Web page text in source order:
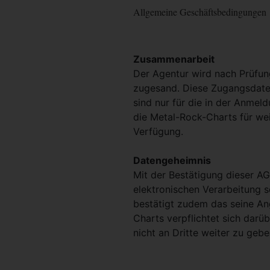
Allgemeine Geschäftsbedingungen
Zusammenarbeit
Der Agentur wird nach
zugesand. Diese
sind nur für die in der
die Metal-Rock-Charts für
Verfügung.
Datengeheimnis
Mit der Bestätigung dieser
elektronischen Verarbeitung
bestätigt zudem das seine
Charts verpflichtet sich
nicht an Dritte weiter zu